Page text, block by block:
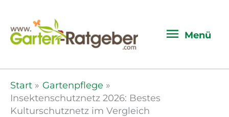
Menü
Start
Gartenpflege
Insektenschutznetz 2026: Bestes
Kulturschutznetz im Vergleich